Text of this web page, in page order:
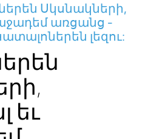
Սկսնակների,
առցանց -
լեզու:
եւ